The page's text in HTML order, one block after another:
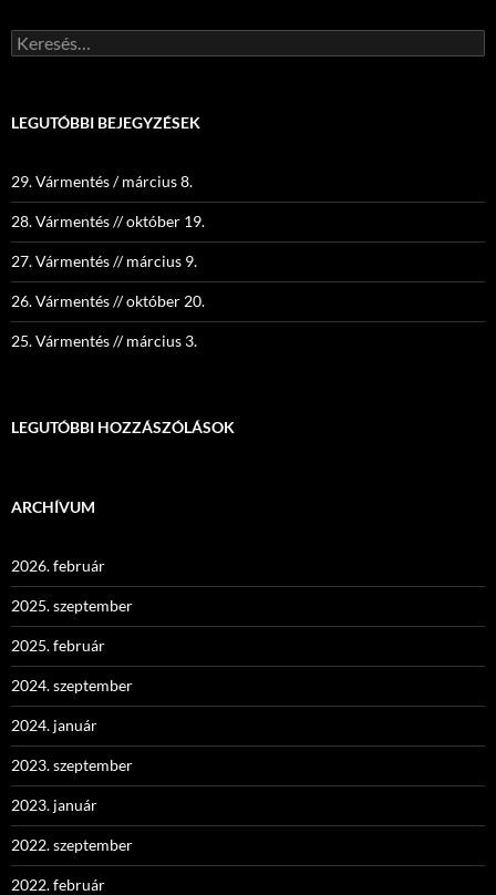
Keresés:
LEGUTÓBBI BEJEGYZÉSEK
29. Vármentés / március 8.
28. Vármentés // október 19.
27. Vármentés // március 9.
26. Vármentés // október 20.
25. Vármentés // március 3.
LEGUTÓBBI HOZZÁSZÓLÁSOK
ARCHÍVUM
2026. február
2025. szeptember
2025. február
2024. szeptember
2024. január
2023. szeptember
2023. január
2022. szeptember
2022. február